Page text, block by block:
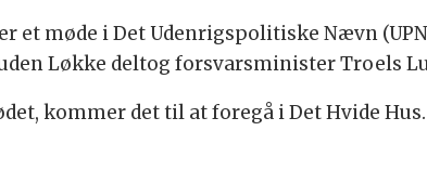
et møde i Det Udenrigspolitiske Nævn
Løkke deltog forsvarsminister Troels
kommer det til at foregå i Det Hvide Hus.